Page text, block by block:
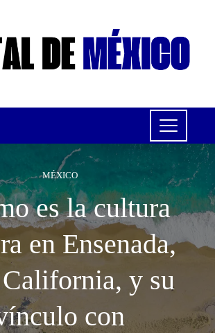
MÉXICO
es la cultura
en Ensenada,
y su
con